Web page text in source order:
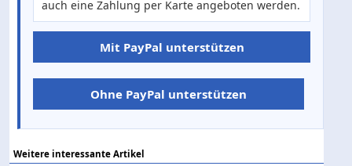
auch eine Zahlung per Karte angeboten werden.
Mit PayPal unterstützen
Ohne PayPal unterstützen
Weitere interessante Artikel